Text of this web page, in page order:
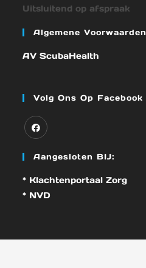
Uitsluitend op afspraak
Algemene Voorwaarden
AV ScubaHealth
Volg Ons Op Facebook
Aangesloten BIJ:
* Klachtenportaal Zorg
* NVD